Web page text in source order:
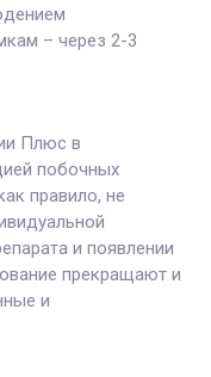
– через 2-3
Плюс в
побочных
правило, не
и появлении
прекращают и
и